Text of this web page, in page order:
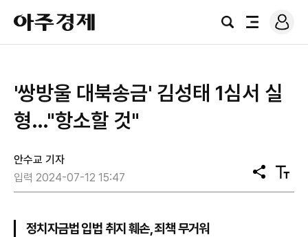
아
주
경
검
전
로
그
'쌍방울 대북송금' 김성태 1심서 실
형…"항소할 것"
안수교 기자
입력 2024-07-12 15:47
공
유
텍
스
정치자금법 입법 취지 훼손, 죄책 무거워